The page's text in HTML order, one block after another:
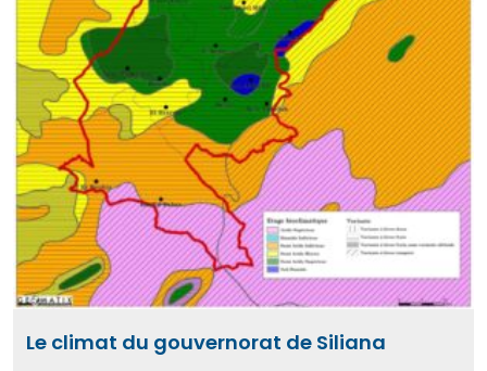
Le climat du gouvernorat de Siliana